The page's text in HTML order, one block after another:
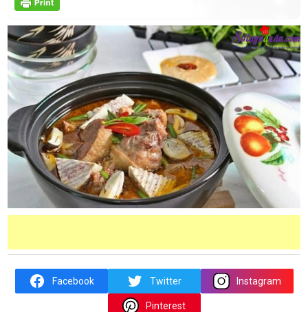
Facebook Twitter Instagram
Pinterest